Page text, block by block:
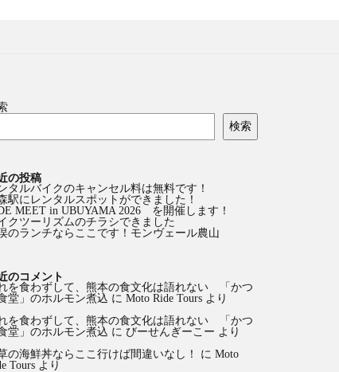
検索
の投稿
タルバイクのキャンセル料は無料です！
駅にレンタルスポットができました！
MEET in UBUYAMA 2026 を開催します！
クツーリズムのチラシできました
のランチならここです！モンヴェール農山
のコメント
を食わずして、熊本の食文化は語れない 「かつ
堂」のホルモン煮込 に Moto Ride Tours より
を食わずして、熊本の食文化は語れない 「かつ
堂」のホルモン煮込 に びーせんぎーこー より
の海鮮丼ならここ行けば間違いなし！
に Moto
Tours より